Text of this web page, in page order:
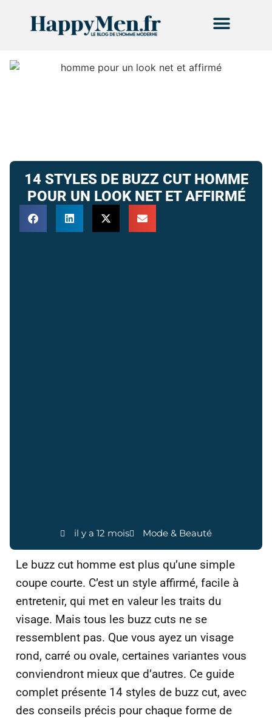
14 STYLES DE BUZZ CUT HOMME
POUR UN LOOK NET ET AFFIRMÉ
il y a 12 mois Mode & Beauté
Le buzz cut homme est plus qu’une simple
coupe courte. C’est un style affirmé, facile à
entretenir, qui met en valeur les traits du
visage. Mais tous les buzz cuts ne se
ressemblent pas. Que vous ayez un visage
rond, carré ou ovale, certaines variantes vous
conviendront mieux que d’autres. Ce guide
complet présente 14 styles de buzz cut, avec
des conseils précis pour chaque forme de